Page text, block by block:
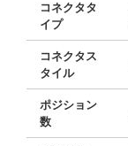
コネクタタ
イプ
コネクタス
タイル
ポジション
数